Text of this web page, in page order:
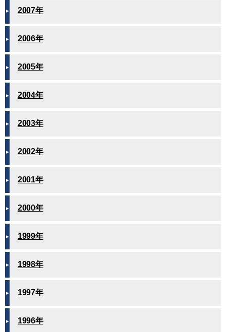
2007年
2006年
2005年
2004年
2003年
2002年
2001年
2000年
1999年
1998年
1997年
1996年